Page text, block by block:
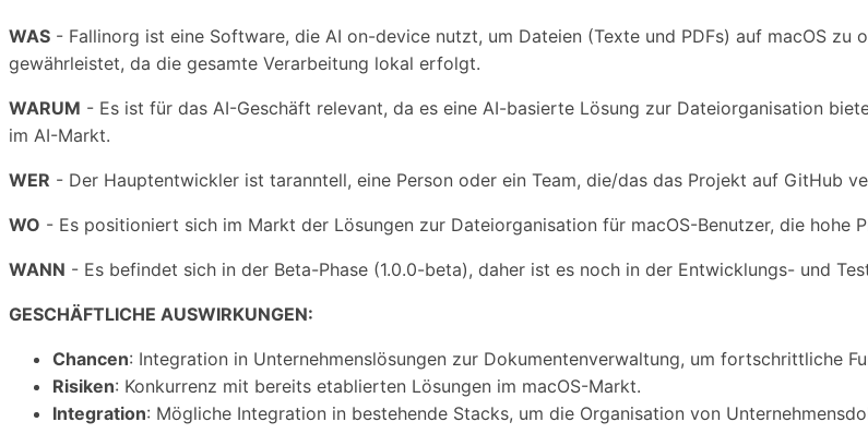
WAS - Fallinorg ist eine Software, die AI on-device nutzt, um Dateien (Texte und PDFs) auf macOS
gewährleistet, da die gesamte Verarbeitung lokal erfolgt.
WARUM - Es ist für das AI-Geschäft relevant, da es eine AI-basierte Lösung zur Dateiorganisation
im AI-Markt.
WER - Der Hauptentwickler ist taranntell, eine Person oder ein Team, die/das das Projekt auf GitHub
WO - Es positioniert sich im Markt der Lösungen zur Dateiorganisation für macOS-Benutzer, die hohe
WANN - Es befindet sich in der Beta-Phase (1.0.0-beta), daher ist es noch in der Entwicklungs- und
GESCHÄFTLICHE AUSWIRKUNGEN:
Chancen: Integration in Unternehmenslösungen zur Dokumentenverwaltung, um fortschrittliche
Risiken: Konkurrenz mit bereits etablierten Lösungen im macOS-Markt.
Integration: Mögliche Integration in bestehende Stacks, um die Organisation von